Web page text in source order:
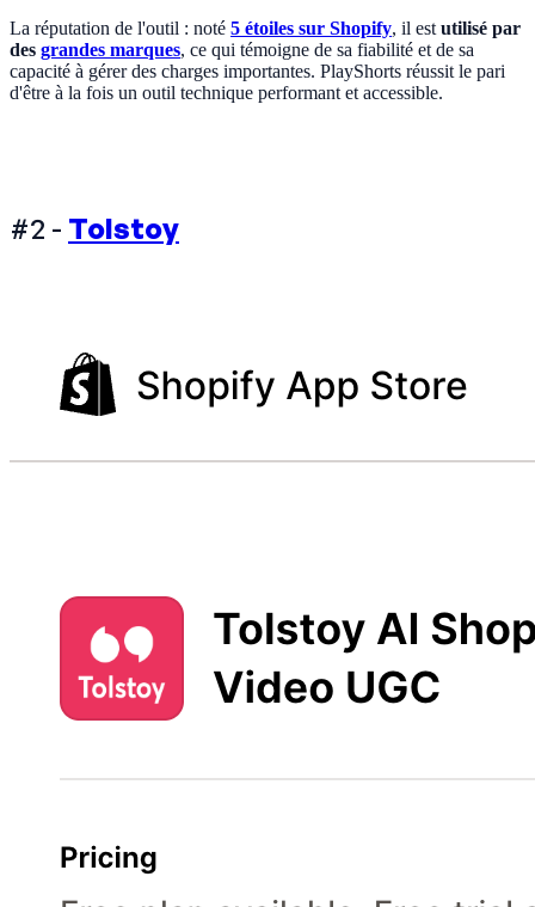
La réputation de l'outil : noté 5 étoiles sur Shopify, il est utilisé par
des grandes marques, ce qui témoigne de sa fiabilité et de sa
capacité à gérer des charges importantes. PlayShorts réussit le pari
d'être à la fois un outil technique performant et accessible.
#2 - Tolstoy